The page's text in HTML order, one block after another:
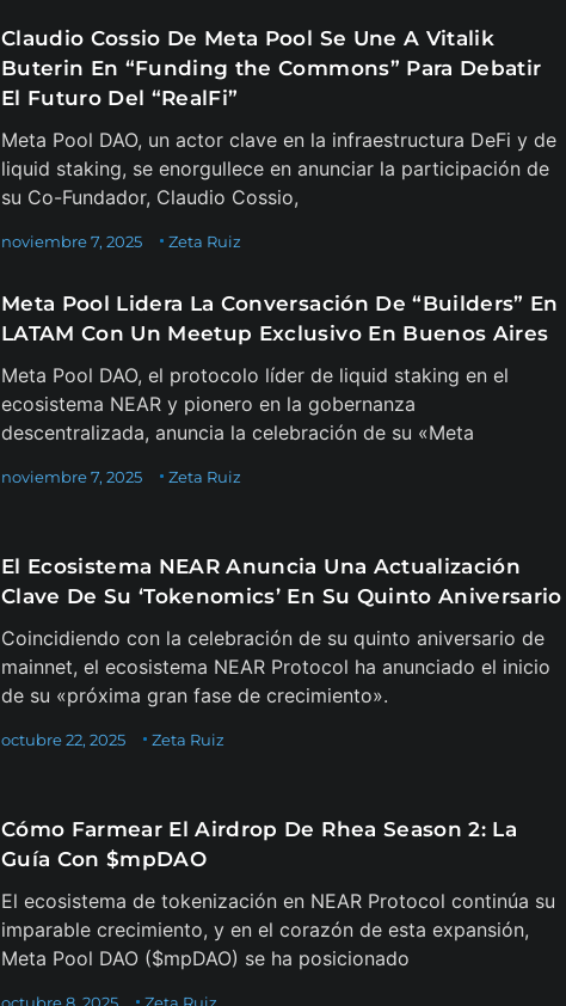
Claudio Cossio De Meta Pool Se Une A Vitalik
Buterin En “Funding the Commons” Para Debatir
El Futuro Del “RealFi”
Meta Pool DAO, un actor clave en la infraestructura DeFi y de
liquid staking, se enorgullece en anunciar la participación de
su Co-Fundador, Claudio Cossio,
Zeta Ruiz
noviembre 7, 2025
Meta Pool Lidera La Conversación De “Builders” En
LATAM Con Un Meetup Exclusivo En Buenos Aires
Meta Pool DAO, el protocolo líder de liquid staking en el
ecosistema NEAR y pionero en la gobernanza
descentralizada, anuncia la celebración de su «Meta
Zeta Ruiz
noviembre 7, 2025
El Ecosistema NEAR Anuncia Una Actualización
Clave De Su ‘Tokenomics’ En Su Quinto Aniversario
Coincidiendo con la celebración de su quinto aniversario de
mainnet, el ecosistema NEAR Protocol ha anunciado el inicio
de su «próxima gran fase de crecimiento».
Zeta Ruiz
octubre 22, 2025
Cómo Farmear El Airdrop De Rhea Season 2: La
Guía Con $mpDAO
El ecosistema de tokenización en NEAR Protocol continúa su
imparable crecimiento, y en el corazón de esta expansión,
Meta Pool DAO ($mpDAO) se ha posicionado
Zeta Ruiz
octubre 8, 2025